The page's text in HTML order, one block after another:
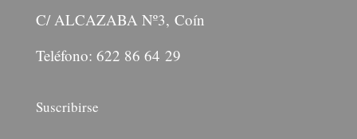
C/ ALCAZABA Nº3, Coín
Teléfono: 622 86 64 29
Suscribirse